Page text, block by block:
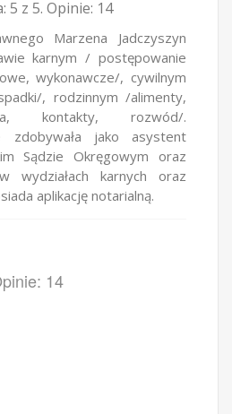
5 z 5. Opinie: 14
Marzena Jadczyszyn
karnym / postępowanie
wykonawcze/, cywilnym
, rodzinnym /alimenty,
kontakty, rozwód/.
zdobywała jako asystent
Sądzie Okręgowym oraz
wydziałach karnych oraz
aplikację notarialną.
14